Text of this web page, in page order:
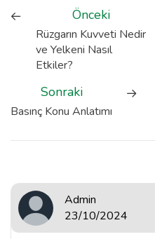
Önceki
Rüzgarın Kuvveti Nedir
ve Yelkeni Nasıl
Etkiler?
Sonraki
Basınç Konu Anlatımı
Admin
23/10/2024